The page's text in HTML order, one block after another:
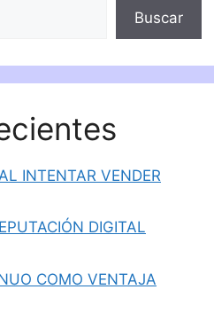
Buscar
INTENTAR VENDER
DIGITAL
COMO VENTAJA